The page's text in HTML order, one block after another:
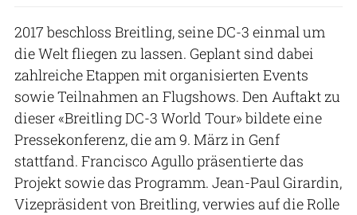
2017 beschloss Breitling, seine DC-3 einmal um
die Welt fliegen zu lassen. Geplant sind dabei
zahlreiche Etappen mit organisierten Events
sowie Teilnahmen an Flugshows. Den Auftakt zu
dieser «Breitling DC-3 World Tour» bildete eine
Pressekonferenz, die am 9. März in Genf
stattfand. Francisco Agullo präsentierte das
Projekt sowie das Programm. Jean-Paul Girardin,
Vizepräsident von Breitling, verwies auf die Rolle